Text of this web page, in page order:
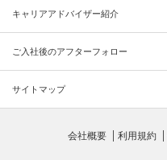
キャリアアドバイザー紹介
ご入社後のアフターフォロー
サイトマップ
会社概要 利用規約